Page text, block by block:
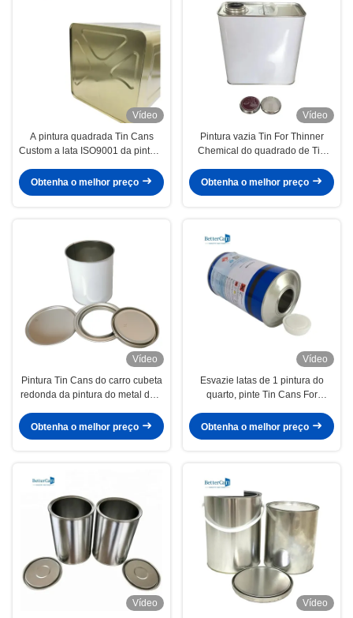
Vídeo
A pintura quadrada Tin Cans
Custom a lata ISO9001 da pintura
Obtenha o melhor preço
Vídeo
Pintura vazia Tin For Thinner
Chemical do quadrado de Tin
da pressão
Obtenha o melhor preço
Vídeo
Pintura Tin Cans do carro cubeta
redonda da pintura do metal de 4
Obtenha o melhor preço
Vídeo
Esvazie latas de 1 pintura do
quarto, pinte Tin Cans For
Obtenha o melhor preço
Vídeo
Vídeo